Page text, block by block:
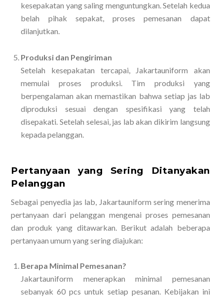
kesepakatan yang saling menguntungkan. Setelah kedua
belah pihak sepakat, proses pemesanan dapat
dilanjutkan.
Produksi dan Pengiriman
Setelah kesepakatan tercapai, Jakartauniform akan
memulai proses produksi. Tim produksi yang
berpengalaman akan memastikan bahwa setiap jas lab
diproduksi sesuai dengan spesifikasi yang telah
disepakati. Setelah selesai, jas lab akan dikirim langsung
kepada pelanggan.
Pertanyaan yang Sering Ditanyakan
Pelanggan
Sebagai penyedia jas lab, Jakartauniform sering menerima
pertanyaan dari pelanggan mengenai proses pemesanan
dan produk yang ditawarkan. Berikut adalah beberapa
pertanyaan umum yang sering diajukan:
Berapa Minimal Pemesanan?
Jakartauniform menerapkan minimal pemesanan
sebanyak 60 pcs untuk setiap pesanan. Kebijakan ini